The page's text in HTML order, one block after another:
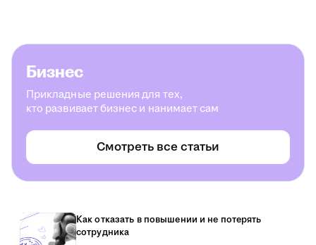
Бизнес
Прикладные решения для тех,
кто развивает бизнес и нанимает сам
Смотреть все статьи
Как отказать в повышении и не потерять
сотрудника